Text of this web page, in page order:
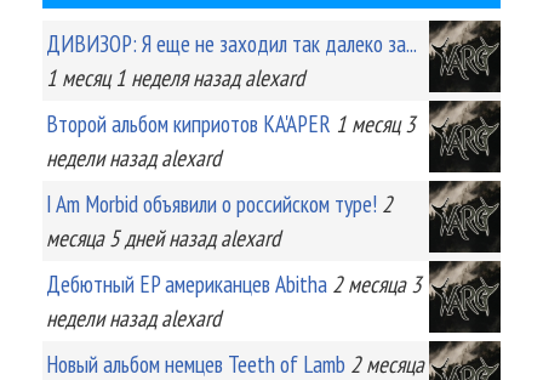
ДИВИЗОР: Я еще не заходил так далеко за...
1 месяц 1 неделяназад alexard
Второй альбом киприотов KA'APER 1 месяц 3
неделиназад alexard
I Am Morbid объявили о российском туре! 2
месяца 5 днейназад alexard
Дебютный EP американцев Abitha 2 месяца 3
неделиназад alexard
Новый альбом немцев Teeth of Lamb 2 месяца